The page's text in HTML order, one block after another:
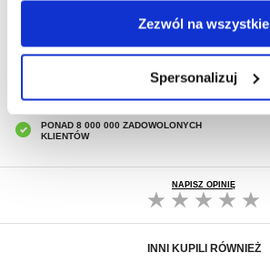
Zezwól na wszystkie
Spersonalizuj
30-DNIOWA POLITYKA ZWROTU
PONAD 8 000 000 ZADOWOLONYCH
KLIENTÓW
NAPISZ OPINIĘ
INNI KUPILI RÓWNIEŻ